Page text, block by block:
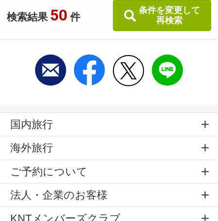
検索結果 50 件
条件を変更して
再検索
国内旅行
海外旅行
ご予約について
法人・企業のお客様
KNTメンバーズクラブ